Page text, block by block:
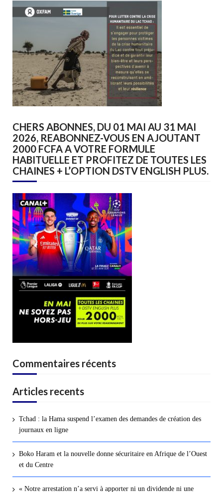
CHERS ABONNES, DU 01 MAI AU 31 MAI
2026, REABONNEZ-VOUS EN AJOUTANT
2000 FCFA A VOTRE FORMULE
HABITUELLE ET PROFITEZ DE TOUTES LES
CHAINES + L’OPTION DSTV ENGLISH PLUS.
Commentaires récents
Articles recents
Tchad : la Hama suspend l’examen des demandes de création des
journaux en ligne
Boko Haram et la nouvelle donne sécuritaire en Afrique de l’Ouest
et du Centre
« Notre arrestation n’a servi à apporter ni un dividende ni une